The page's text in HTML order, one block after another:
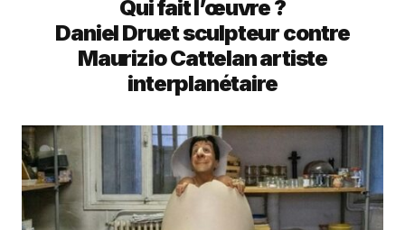
Qui fait l’œuvre ?
Daniel Druet sculpteur contre
Maurizio Cattelan artiste
interplanétaire